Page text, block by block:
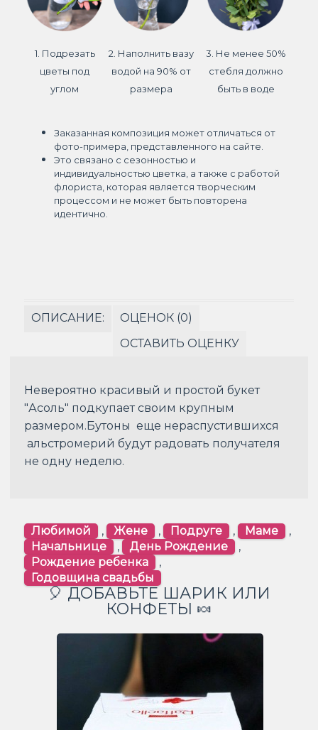
1. Подрезать
цветы под
углом
2. Наполнить вазу
водой на 90% от
размера
3. Не менее 50%
стебля должно
быть в воде
Заказанная композиция может отличаться от
фото-примера, представленного на сайте.
Это связано с сезонностью и
индивидуальностью цветка, а также с работой
флориста, которая является творческим
процессом и не может быть повторена
идентично.
ОПИСАНИЕ:
ОЦЕНОК (0)
ОСТАВИТЬ ОЦЕНКУ
Невероятно красивый и простой букет
"Асоль" подкупает своим крупным
размером.Бутоны еще нераспустившихся
альстромерий будут радовать получателя
не одну неделю.
Любимой , Жене , Подруге , Маме
,
Начальнице
, День Рождение
,
Рождение ребенка
,
Годовщина свадьбы
🎈 ДОБАВЬТЕ ШАРИК ИЛИ
КОНФЕТЫ 🍬